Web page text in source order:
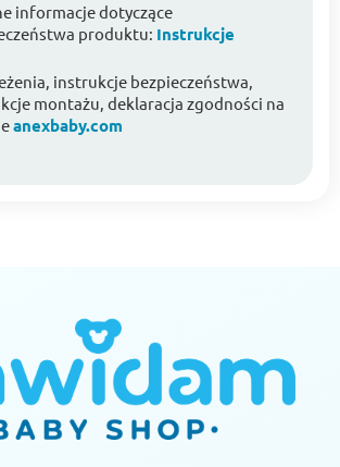
informacje dotyczące
produktu: Instrukcje
instrukcje bezpieczeństwa,
montażu, deklaracja zgodności na
anexbaby.com